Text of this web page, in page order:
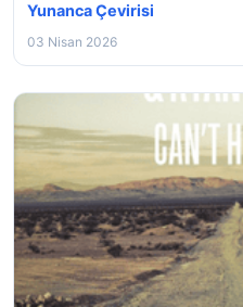
Yunanca Çevirisi
03 Nisan 2026